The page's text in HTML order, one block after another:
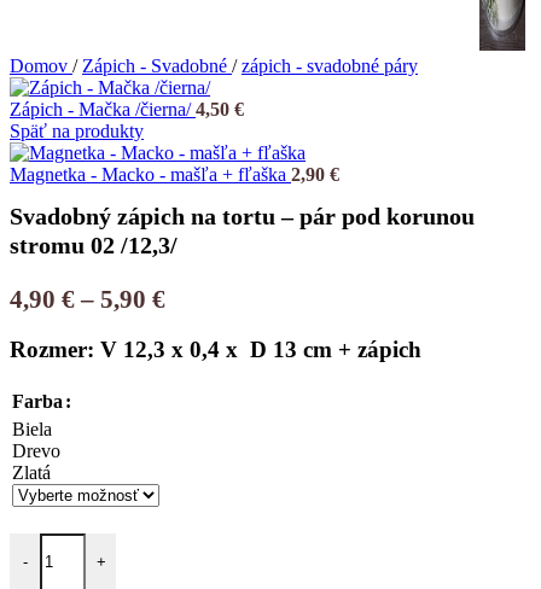
Domov / Zápich - Svadobné / zápich - svadobné páry
Zápich - Mačka /čierna/4,50 €
Späť na produkty
Magnetka - Macko - mašľa + fľaška 2,90 €
Svadobný zápich na tortu – pár pod korunou
stromu 02 /12,3/
4,90 € – 5,90 €Price
4,90 €
Rozmer: V 12,3 x 0,4 x D 13 cm + zápich
Farba
Biela
Drevo
Zlatá
-
množstvo Svadobný zápich na tortu – pár pod korunou stromu 02 /
+